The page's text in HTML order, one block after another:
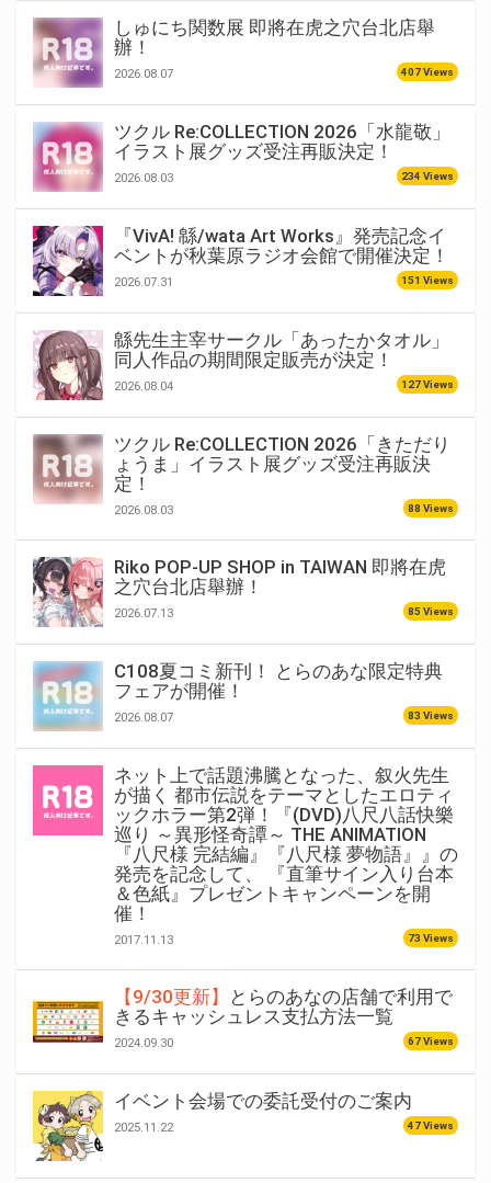
しゅにち関数展 即將在虎之穴台北店舉
辦！
2026.08.07 407 Views
ツクル Re:COLLECTION 2026「水龍敬」
イラスト展グッズ受注再販決定！
2026.08.03 234 Views
『VivA! 緜/wata Art Works』発売記念イ
ベントが秋葉原ラジオ会館で開催決定！
2026.07.31 151 Views
緜先生主宰サークル「あったかタオル」
同人作品の期間限定販売が決定！
2026.08.04 127 Views
ツクル Re:COLLECTION 2026「きただり
ょうま」イラスト展グッズ受注再販決
定！
2026.08.03 88 Views
Riko POP-UP SHOP in TAIWAN 即將在虎
之穴台北店舉辦！
2026.07.13 85 Views
C108夏コミ新刊！ とらのあな限定特典
フェアが開催！
2026.08.07 83 Views
ネット上で話題沸騰となった、叙火先生
が描く 都市伝説をテーマとしたエロティ
ックホラー第2弾！『(DVD)八尺八話快樂
巡り ～異形怪奇譚～ THE ANIMATION
『八尺様 完結編』『八尺様 夢物語』』の
発売を記念して、 『直筆サイン入り台本
＆色紙』プレゼントキャンペーンを開
催！
2017.11.13 73 Views
【9/30更新】
とらのあなの店舗で利用で
きるキャッシュレス支払方法一覧
2024.09.30 67 Views
イベント会場での委託受付のご案内
2025.11.22 47 Views